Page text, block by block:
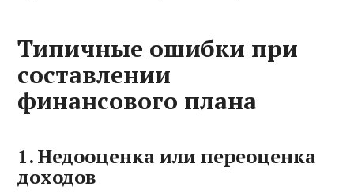
Типичные ошибки при
составлении
финансового плана
1. Недооценка или переоценка
доходов